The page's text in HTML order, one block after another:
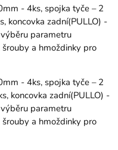
- 4ks, spojka tyče – 2
koncovka zadní(PULLO) -
parametru
a hmoždinky pro
- 4ks, spojka tyče – 2
koncovka zadní(PULLO) -
parametru
a hmoždinky pro